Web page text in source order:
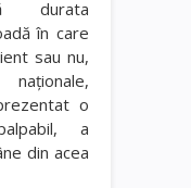
durata
în care
sau nu,
o
a
din acea